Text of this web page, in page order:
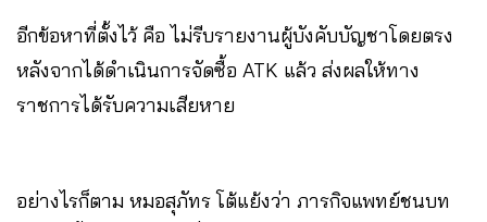
อีกข้อหาที่ตั้งไว้ คือ ไม่รีบรายงานผู้บังคับบัญชาโดยตรง
หลังจากได้ดำเนินการจัดซื้อ ATK แล้ว ส่งผลให้ทาง
ราชการได้รับความเสียหาย
อย่างไรก็ตาม หมอสุภัทร โต้แย้งว่า ภารกิจแพทย์ชนบท